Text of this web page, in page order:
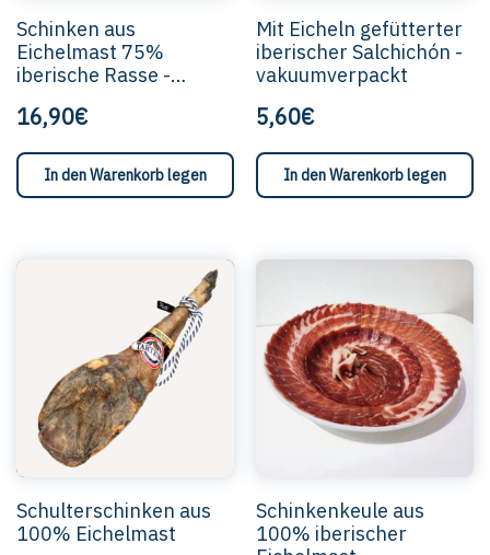
Schinken aus
Eichelmast 75%
iberische Rasse -
16,90€
In den Warenkorb legen
Mit Eicheln gefütterter
iberischer Salchichón -
vakuumverpackt
5,60€
In den Warenkorb legen
Schulterschinken aus
100% Eichelmast
Schinkenkeule aus
100% iberischer